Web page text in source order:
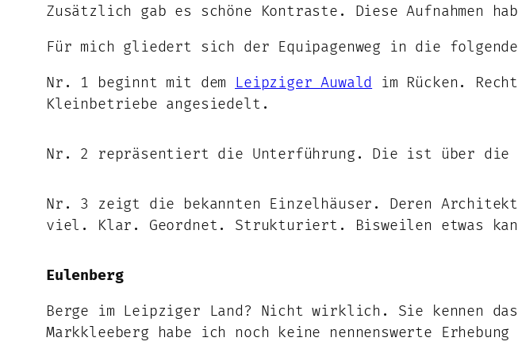
Zusätzlich gab es schöne Kontraste. Diese
Für mich gliedert sich der Equipagenweg in die
Nr. 1 beginnt mit dem Leipziger Auwald im Rücken.
Kleinbetriebe angesiedelt.
Nr. 2 repräsentiert die Unterführung. Die ist über die
Nr. 3 zeigt die bekannten Einzelhäuser. Deren
viel. Klar. Geordnet. Strukturiert. Bisweilen etwas
Eulenberg
Berge im Leipziger Land? Nicht wirklich. Sie kennen
Markkleeberg habe ich noch keine nennenswerte Erhebung